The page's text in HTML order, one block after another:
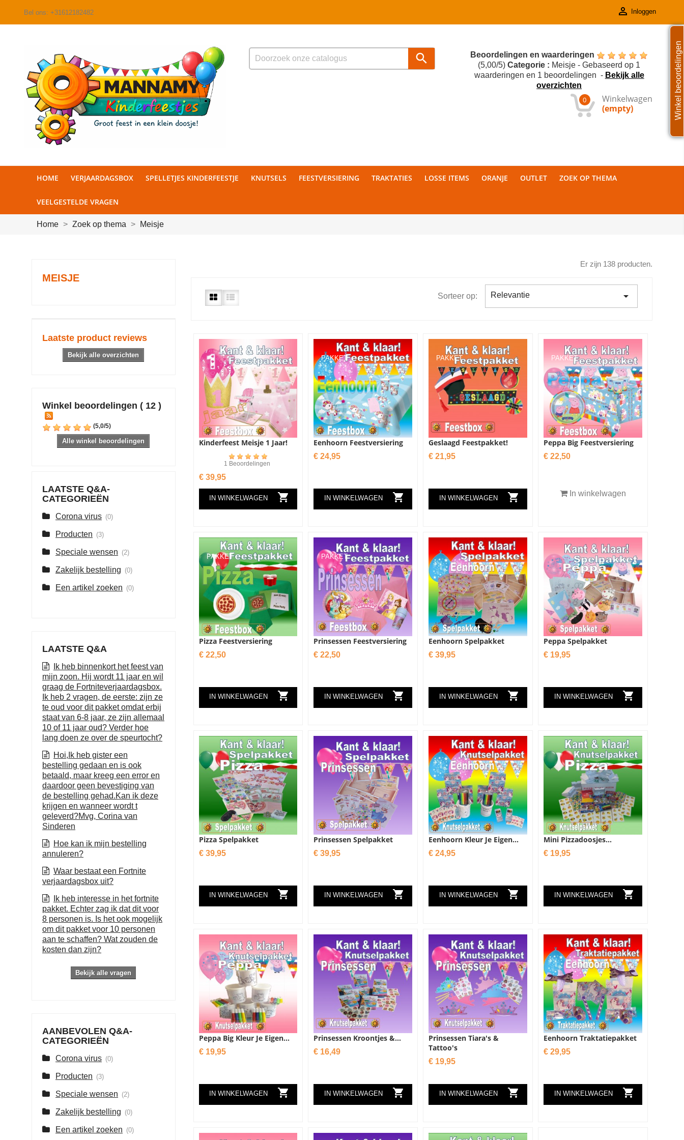
Bel ons: +31612182482  Inloggen

Beoordelingen en waarderingen
(5,00/5)Categorie : Meisje - Gebaseerd op 1
waarderingen en 1 beoordelingen - Bekijk alle
overzichten
Winkelwagen
0
(empty)
HOME VERJAARDAGSBOX SPELLETJES KINDERFEESTJE KNUTSELS FEESTVERSIERING TRAKTATIES LOSSE ITEMS ORANJE OUTLET ZOEK OP THEMA
VEELGESTELDE VRAGEN
Home Zoek op thema Meisje
MEISJE
Laatste product reviews
Bekijk alle overzichten
Winkel beoordelingen ( 12 )
(5,0/5)
Alle winkel beoordelingen
LAATSTE Q&A-
CATEGORIEËN
Corona virus (0)
Producten (3)
Speciale wensen (2)
Zakelijk bestelling (0)
Een artikel zoeken (0)
LAATSTE Q&A
Ik heb binnenkort het feest van
mijn zoon. Hij wordt 11 jaar en wil
graag de Fortniteverjaardagsbox.
Ik heb 2 vragen, de eerste: zijn ze
te oud voor dit pakket omdat erbij
staat van 6-8 jaar, ze zijn allemaal
10 of 11 jaar oud? Verder hoe
lang doen ze over de speurtocht?
Hoi,Ik heb gister een
bestelling gedaan en is ook
betaald, maar kreeg een error en
daardoor geen bevestiging van
de bestelling gehad.Kan ik deze
krijgen en wanneer wordt t
geleverd?Mvg, Corina van
Sinderen
Hoe kan ik mijn bestelling
annuleren?
Waar bestaat een Fortnite
verjaardagsbox uit?
Ik heb interesse in het fortnite
pakket. Echter zag ik dat dit voor
8 personen is. Is het ook mogelijk
om dit pakket voor 10 personen
aan te schaffen? Wat zouden de
kosten dan zijn?
Bekijk alle vragen
AANBEVOLEN Q&A-
CATEGORIEËN
Corona virus (0)
Producten (3)
Speciale wensen (2)
Zakelijk bestelling (0)
Een artikel zoeken (0)
Er zijn 138 producten.
Sorteer op: Relevantie 
Kinderfeest Meisje 1 Jaar!
1 Beoordelingen
Prijs
€ 39,95
IN WINKELWAGEN 
Eenhoorn Feestversiering
Prijs
€ 24,95
IN WINKELWAGEN 
PAKKET
Geslaagd Feestpakket!
Prijs
€ 21,95
IN WINKELWAGEN 
PAKKET
Peppa Big Feestversiering
Prijs
€ 22,50
In winkelwagen
PAKKET
Pizza Feestversiering
Prijs
€ 22,50
IN WINKELWAGEN 
PAKKET
Prinsessen Feestversiering
Prijs
€ 22,50
IN WINKELWAGEN 
PAKKET
Eenhoorn Spelpakket
Prijs
€ 39,95
IN WINKELWAGEN 
Peppa Spelpakket
Prijs
€ 19,95
IN WINKELWAGEN 
Pizza Spelpakket
Prijs
€ 39,95
IN WINKELWAGEN 
Prinsessen Spelpakket
Prijs
€ 39,95
IN WINKELWAGEN 
Eenhoorn Kleur Je Eigen...
Prijs
€ 24,95
IN WINKELWAGEN 
Mini Pizzadoosjes...
Prijs
€ 19,95
IN WINKELWAGEN 
Peppa Big Kleur Je Eigen...
Prijs
€ 19,95
IN WINKELWAGEN 
Prinsessen Kroontjes &...
Prijs
€ 16,49
IN WINKELWAGEN 
Prinsessen Tiara's &
Tattoo's
Prijs
€ 19,95
IN WINKELWAGEN 
Eenhoorn Traktatiepakket
Prijs
€ 29,95
IN WINKELWAGEN 
Winkel beoordelingen